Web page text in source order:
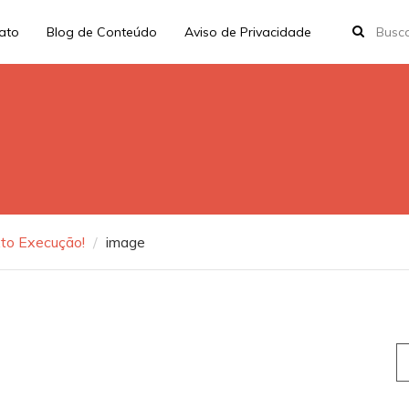
Blog de Conteúdo Aviso de Privacidade
Execução! image